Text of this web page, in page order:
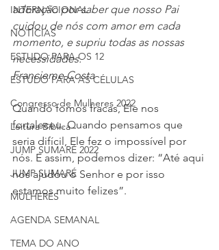
INTERNACIONAL
NOTÍCIAS
ESTUDO PARA OS 12
ESTUDO PARA AS CÉLULAS
Congresso de Mulheres 2022
Leitura Bíblica
JUMP SUMARÉ 2022
JUMP SUMARÉ
MULHERES
AGENDA SEMANAL
TEMA DO ANO
adoração por saber que nosso Pai
cuidou de nós com amor em cada
momento, e supriu todas as nossas
necessidades.
Francieme Costa
Quando fomos fracas, Ele nos
fortaleceu. Quando pensamos que
seria difícil, Ele fez o impossível por
nós. E assim, podemos dizer: “Até aqui
nos ajudou o Senhor e por isso
estamos muito felizes”.